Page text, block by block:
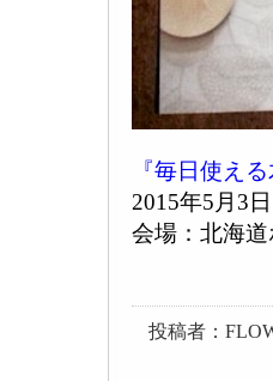
『毎日使え
2015年5月3
会場：北海
投稿者：